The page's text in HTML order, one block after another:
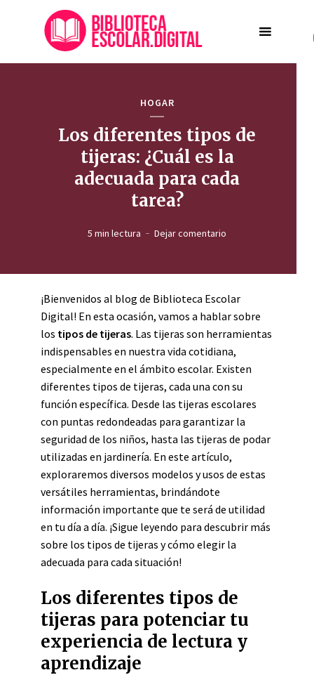
HOGAR
Los diferentes tipos de
tijeras: ¿Cuál es la
adecuada para cada
tarea?
5 min lectura Dejar comentario
¡Bienvenidos al blog de Biblioteca Escolar
Digital! En esta ocasión, vamos a hablar sobre
los tipos de tijeras. Las tijeras son herramientas
indispensables en nuestra vida cotidiana,
especialmente en el ámbito escolar. Existen
diferentes tipos de tijeras, cada una con su
función específica. Desde las tijeras escolares
con puntas redondeadas para garantizar la
seguridad de los niños, hasta las tijeras de podar
utilizadas en jardinería. En este artículo,
exploraremos diversos modelos y usos de estas
versátiles herramientas, brindándote
información importante que te será de utilidad
en tu día a día. ¡Sigue leyendo para descubrir más
sobre los tipos de tijeras y cómo elegir la
adecuada para cada situación!
Los diferentes tipos de
tijeras para potenciar tu
experiencia de lectura y
aprendizaje